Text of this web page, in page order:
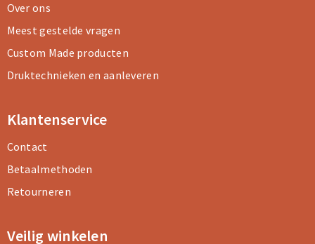
Over ons
Meest gestelde vragen
Custom Made producten
Druktechnieken en aanleveren
Klantenservice
Contact
Betaalmethoden
Retourneren
Veilig winkelen